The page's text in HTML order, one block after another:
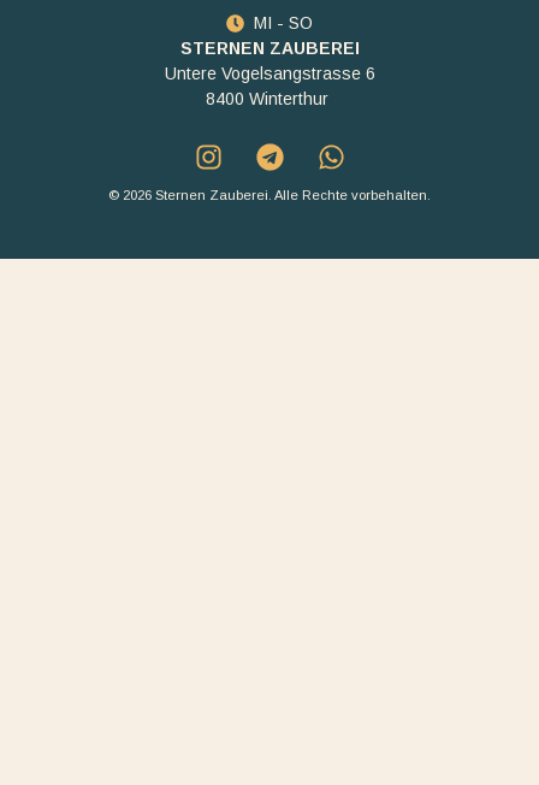
MI - SO
STERNEN ZAUBEREI
Untere Vogelsangstrasse 6
8400 Winterthur
© 2026 Sternen Zauberei. Alle Rechte vorbehalten.